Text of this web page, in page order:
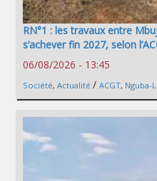
RN°1 : les travaux entre
s’achever fin 2027, selon
06/08/2026 - 13:45
Société, Actualité / ACGT, Nguba-